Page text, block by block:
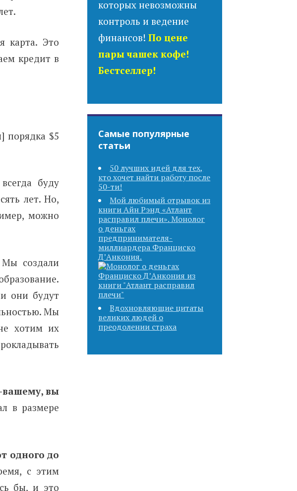
карта. Это
кредит в
порядка $5
буду
лет. Но,
можно
Мы создали
они будут
Мы
хотим их
вашему, вы
в размере
одного до
с этим
бы, и это
которых невозможны
контроль и ведение
финансов!По цене
пары чашек кофе!
Бестселлер!
Самые популярные
статьи
50 лучших идей для тех,
кто хочет найти работу после
50-ти!
Мой любимый отрывок из
книги Айн Рэнд «Атлант
расправил плечи». Монолог
о деньгах
предпринимателя-
миллиардера Франциско
Д’Анкония.
Вдохновляющие цитаты
великих людей о
преодолении страха